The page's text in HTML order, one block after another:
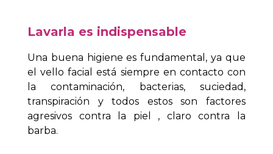
Lavarla es indispensable
Una buena higiene es fundamental, ya que
el vello facial está siempre en contacto con
la contaminación, bacterias, suciedad,
transpiración y todos estos son factores
agresivos contra la piel , claro contra la
barba.